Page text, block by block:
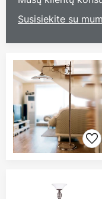
Susisiekite su